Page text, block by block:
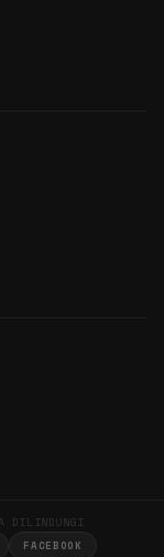
DILINDUNGI
FACEBOOK